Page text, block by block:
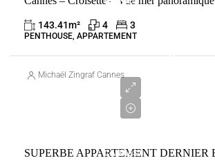
FRANCE
143.41m² 4 3
PENTHOUSE, APPARTEMENT
Michaël Zingraf Cannes
CANNES
2